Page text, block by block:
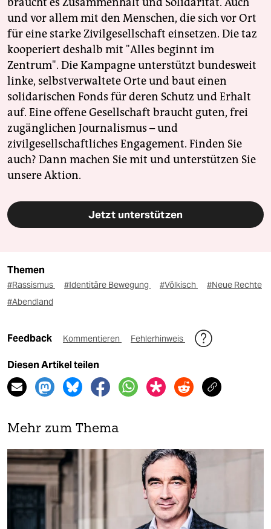
und vor allem mit den Menschen, die sich vor Ort
für eine starke Zivilgesellschaft einsetzen. Die taz
kooperiert deshalb mit "Alles beginnt im
Zentrum". Die Kampagne unterstützt bundesweit
linke, selbstverwaltete Orte und baut einen
solidarischen Fonds für deren Schutz und Erhalt
auf. Eine offene Gesellschaft braucht guten, frei
zugänglichen Journalismus – und
zivilgesellschaftliches Engagement. Finden Sie
auch? Dann machen Sie mit und unterstützen Sie
unsere Aktion.
Jetzt unterstützen
Themen
#Rassismus #Identitäre Bewegung #Völkisch
#Neue Rechte
#Abendland
Feedback Kommentieren Fehlerhinweis
Diesen Artikel teilen
Mehr zum Thema